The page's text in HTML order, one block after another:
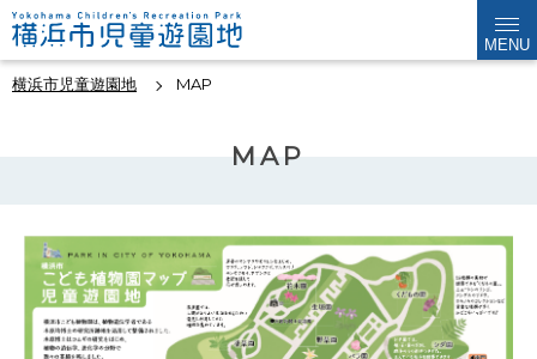
MENU
横浜市児童遊園地 MAP
MAP